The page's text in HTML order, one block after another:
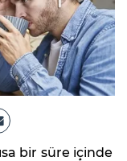
bir süre içinde